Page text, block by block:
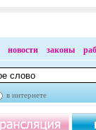
новости законы
в интернете